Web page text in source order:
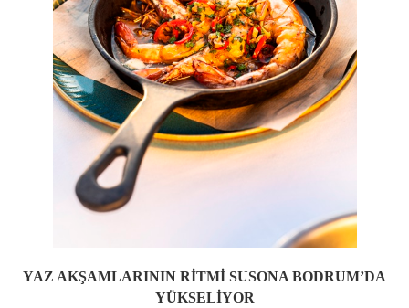
YAZ AKŞAMLARININ RİTMİ SUSONA BODRUM’DA
YÜKSELİYOR